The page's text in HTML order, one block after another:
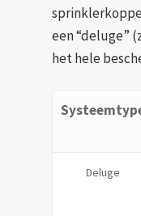
een “deluge”
het hele
Deluge